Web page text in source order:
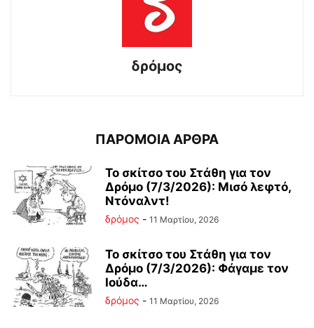
δρόμος
ΠΑΡΟΜΟΙΑ ΑΡΘΡΑ
Το σκίτσο του Στάθη για τον
Δρόμο (7/3/2026): Μισό λεφτό,
Ντόναλντ!
δρόμος - 11 Μαρτίου, 2026
Το σκίτσο του Στάθη για τον
Δρόμο (7/3/2026): Φάγαμε τον
Ιούδα…
δρόμος - 11 Μαρτίου, 2026